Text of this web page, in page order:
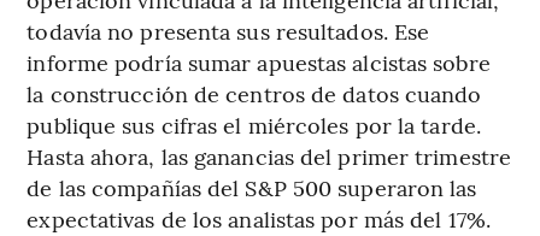
todavía no presenta sus resultados. Ese
informe podría sumar apuestas alcistas sobre
la construcción de centros de datos cuando
publique sus cifras el miércoles por la tarde.
Hasta ahora, las ganancias del primer trimestre
de las compañías del S&P 500 superaron las
expectativas de los analistas por más del 17%.